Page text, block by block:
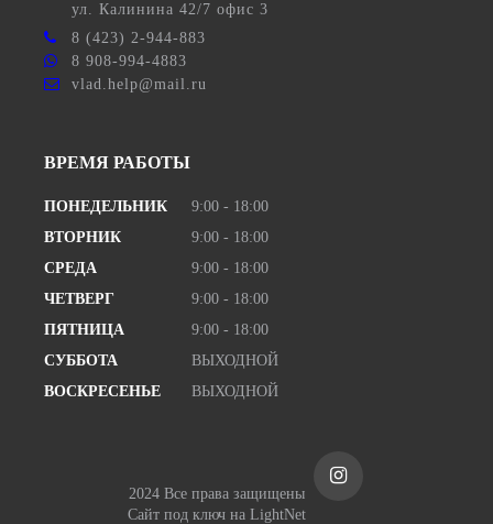
ул. Калинина 42/7 офис 3
8 (423) 2-944-883
8 908-994-4883
vlad.help@mail.ru
ВРЕМЯ РАБОТЫ
ПОНЕДЕЛЬНИК
9:00 - 18:00
ВТОРНИК
9:00 - 18:00
СРЕДА
9:00 - 18:00
ЧЕТВЕРГ
9:00 - 18:00
ПЯТНИЦА
9:00 - 18:00
СУББОТА
ВЫХОДНОЙ
ВОСКРЕСЕНЬЕ
ВЫХОДНОЙ
2024 Все права защищены
Сайт под ключна LightNet